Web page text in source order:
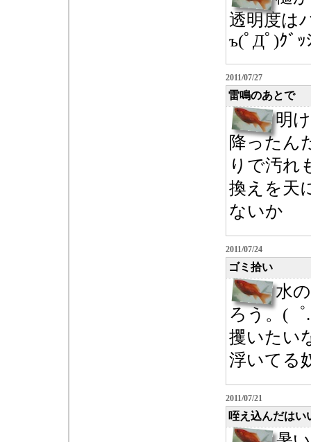
透明度は
ъ(ﾟДﾟ)ｸﾞｯ
2011/07/27
雷鳴のあとで
明
降ったん
りで汚れ
換えを天
ないか
2011/07/24
ゴミ拾い
水
ろう。(゜
攫いたい
浮いてる
2011/07/21
咥え込んだはい